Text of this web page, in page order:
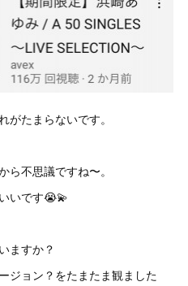
がたまらないです。
ら不思議ですね〜。
いです😭💫
ますか？
ジョン？をたまたま観ました